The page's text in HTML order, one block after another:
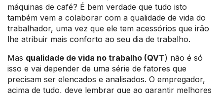
máquinas de café? É bem verdade que tudo isto
também vem a colaborar com a qualidade de vida do
trabalhador, uma vez que ele tem acessórios que irão
lhe atribuir mais conforto ao seu dia de trabalho.
Mas qualidade de vida no trabalho (QVT) não é só
isso e vai depender de uma série de fatores que
precisam ser elencados e analisados. O empregador,
acima de tudo, deve lembrar que ao garantir melhores